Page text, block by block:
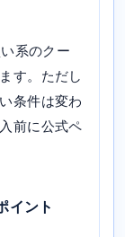
系のクー
す。ただし
条件は変わ
前に公式ペ
イント